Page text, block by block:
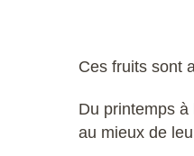
Ces fruits sont
Du printemps
au mieux de